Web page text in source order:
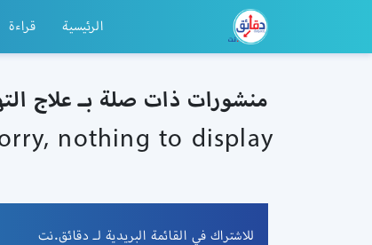
الرئيسية قراءة
منشورات ذات صلة بـ علاج
nothing to display.
للاشتراك في القائمة البريدية لـ دقائق.نت